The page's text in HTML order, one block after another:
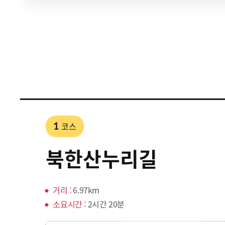
1 코스
북한산누리길
거리 :6.97km
소요시간 :2시간 20분